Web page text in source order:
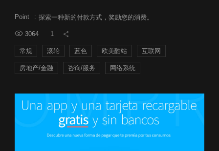
Point : 探索一种新的付款方式，奖励您的消费。
3064
常规 滚轮 蓝色 欧美酷站 互联网
房地产/金融 咨询/服务 网络系统